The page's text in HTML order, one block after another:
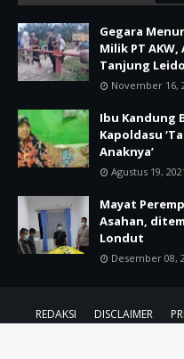
Gegara
Milik PT
Tanjung
November 16,
Ibu Kandung
Kapoldasu
Anaknya’
Agustus 19,
Mayat
Asahan,
Londut
Desember 08,
REDAKSI DISCLAIMER